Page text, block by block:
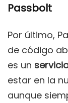
Passbolt
Por último,
de código
es un
estar en la
aunque